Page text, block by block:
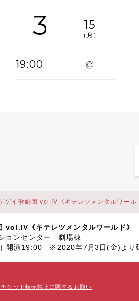
3 15
（月）
19:00 ◎
vol.IV《キテレツメンタルワールド》
ョンセンター 劇場棟
) 開演19:00 ※2020年7月3日(金)より
ゲイ歌劇団 vol.IV《キテレツメンタルワール
チケット転売禁止に関するお願い